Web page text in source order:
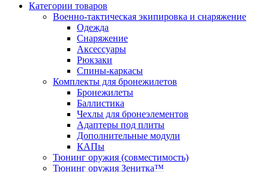
Категории товаров
Военно-тактическая экипировка и снаряжение
Одежда
Снаряжение
Аксессуары
Рюкзаки
Спины-каркасы
Комплекты для бронежилетов
Бронежилеты
Баллистика
Чехлы для бронеэлементов
Адаптеры под плиты
Дополнительные модули
КАПы
Тюнинг оружия (совместимость)
Тюнинг оружия Зенитка™